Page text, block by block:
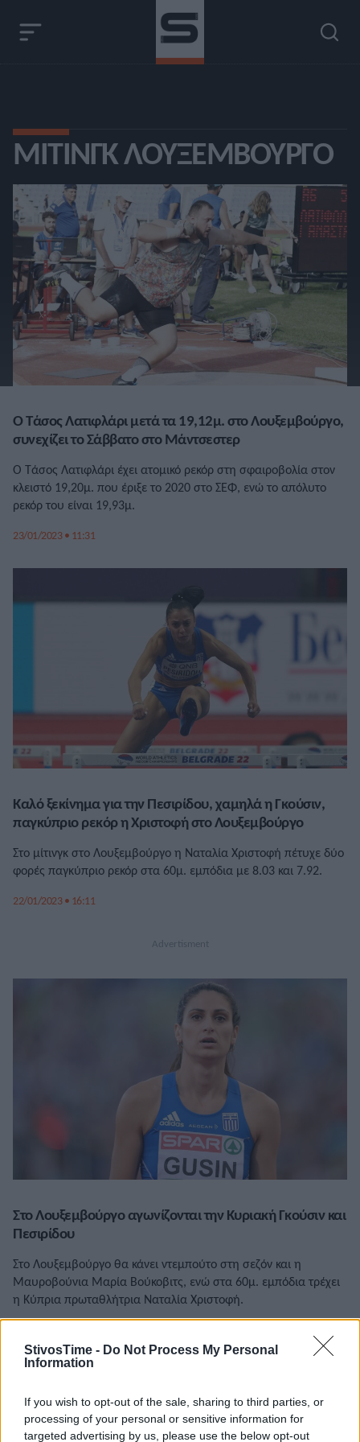
StivosTime - Do Not Process My Personal
Information
If you wish to opt-out of the sale, sharing to third parties, or
processing of your personal or sensitive information for
targeted advertising by us, please use the below opt-out
ΜΊΤΙΝΓΚ ΛΟΥΞΕΜΒΟΎΡΓΟ
Ο Τάσος Λατιφλάρι μετά τα 19,12μ. στο Λουξεμβούργο,
συνεχίζει το Σάββατο στο Μάντσεστερ
Ο Τάσος Λατιφλάρι έχει ατομικό ρεκόρ στη σφαιροβολία στον
κλειστό 19,20μ. που έριξε το 2020 στο ΣΕΦ, ενώ το απόλυτο
ρεκόρ του είναι 19,93μ.
23/01/2023 • 11:31
Καλό ξεκίνημα για την Πεσιρίδου, χαμηλά η Γκούσιν,
παγκύπριο ρεκόρ η Χριστοφή στο Λουξεμβούργο
Στο μίτινγκ στο Λουξεμβούργο η Ναταλία Χριστοφή πέτυχε δύο
φορές παγκύπριο ρεκόρ στα 60μ. εμπόδια με 8.03 και 7.92.
22/01/2023 • 16:11
Στο Λουξεμβούργο αγωνίζονται την Κυριακή Γκούσιν και
Πεσιρίδου
Στο Λουξεμβούργο θα κάνει ντεμπούτο στη σεζόν και η
Μαυροβούνια Μαρία Βούκοβιτς, ενώ στα 60μ. εμπόδια τρέχει
η Κύπρια πρωταθλήτρια Ναταλία Χριστοφή.